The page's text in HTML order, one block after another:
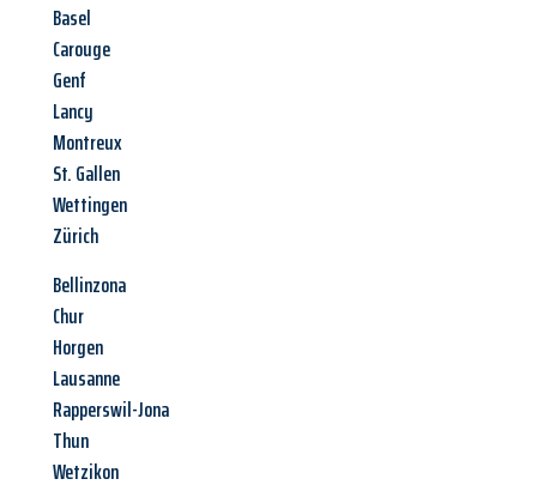
Basel
Carouge
Genf
Lancy
Montreux
St. Gallen
Wettingen
Zürich
Bellinzona
Chur
Horgen
Lausanne
Rapperswil-Jona
Thun
Wetzikon